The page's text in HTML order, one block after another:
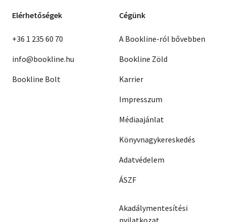
Elérhetőségek
+36 1 235 60 70
info@bookline.hu
Bookline Bolt
Cégünk
A Bookline-ról bővebben
Bookline Zöld
Karrier
Impresszum
Médiaajánlat
Könyvnagykereskedés
Adatvédelem
ÁSZF
Akadálymentesítési
nyilatkozat